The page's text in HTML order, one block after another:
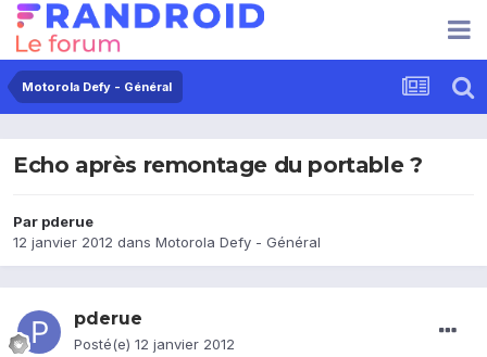
Motorola Defy - Général
Echo après remontage du portable ?
Par pderue
12 janvier 2012 dans Motorola Defy - Général
pderue
Posté(e) 12 janvier 2012